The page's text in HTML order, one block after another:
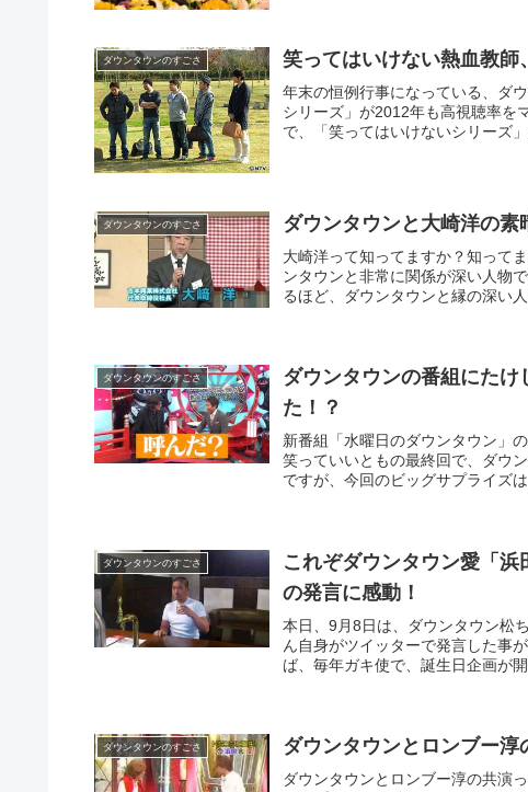
ダウンタウンのすごさ 笑ってはいけない熱血教師
年末の恒例行事になっている、ダ
シリーズ」が2012年も高視聴率を
で、「笑ってはいけないシリーズ
ダウンタウンのすごさ ダウンタウンと大崎洋の素
大崎洋って知ってますか？知って
ンタウンと非常に関係が深い人物
るほど、ダウンタウンと縁の深い
ダウンタウンのすごさ
ダウンタウンの番組にた
た！？
新番組「水曜日のダウンタウン」
笑っていいともの最終回で、ダウ
ですが、今回のビッグサプライズ
ダウンタウンのすごさ
これぞダウンタウン愛「浜
の発言に感動！
本日、9月8日は、ダウンタウン松
ん自身がツイッターで発言した事
ば、毎年ガキ使で、誕生日企画が
ダウンタウンのすごさ ダウンタウンとロンブー淳
ダウンタウンとロンブー淳の共演